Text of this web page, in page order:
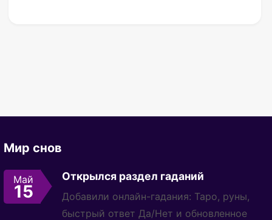
Мир снов
Май
15
Открылся раздел гаданий
Добавили онлайн-гадания: Таро, руны,
быстрый ответ Да/Нет и обновленное